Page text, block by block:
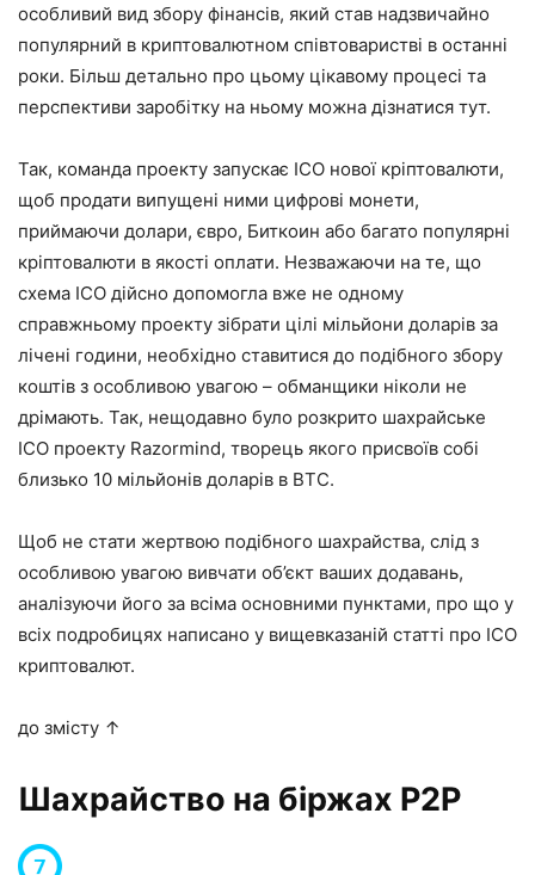
особливий вид збору фінансів, який став надзвичайно
популярний в криптовалютном співтоваристві в останні
роки. Більш детально про цьому цікавому процесі та
перспективи заробітку на ньому можна дізнатися тут.
Так, команда проекту запускає ICO нової кріптовалюти,
щоб продати випущені ними цифрові монети,
приймаючи долари, євро, Биткоин або багато популярні
кріптовалюти в якості оплати. Незважаючи на те, що
схема ICO дійсно допомогла вже не одному
справжньому проекту зібрати цілі мільйони доларів за
лічені години, необхідно ставитися до подібного збору
коштів з особливою увагою – обманщики ніколи не
дрімають. Так, нещодавно було розкрито шахрайське
ICO проекту Razormind, творець якого присвоїв собі
близько 10 мільйонів доларів в ВТС.
Щоб не стати жертвою подібного шахрайства, слід з
особливою увагою вивчати об’єкт ваших додавань,
аналізуючи його за всіма основними пунктами, про що у
всіх подробицях написано у вищевказаній статті про ICO
криптовалют.
до змісту ↑
Шахрайство на біржах P2P